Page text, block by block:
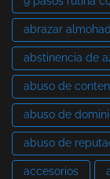
abrazar
abstinencia de
abuso de
abuso de
abuso de
accesorios